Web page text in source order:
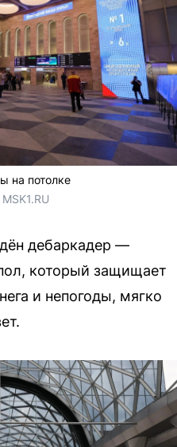
на потолке
дебаркадер —
который защищает
и непогоды, мягко